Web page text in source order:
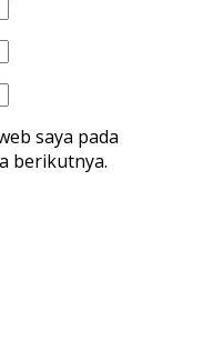
saya pada
berikutnya.